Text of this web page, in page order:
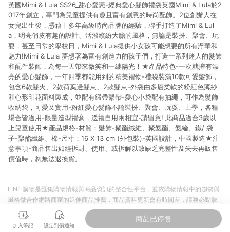
貨後 45 天後發送。 8. 群眾募資商品，禮物卡，開館保證金，補
運費，攤位費等不具贈點資格。 9. LINE 購物站上之商品規格、
顏色、價位、贈品如與 Pinkoi 商品資訊頁及購物車不符，以
Pinkoi 購物商品資訊頁及購物車標示為準。 10. 點數紅包使用規
則請以點數紅包活動說明為準。 11. 若於 LINE 購物前往 Pinkoi
頁面後才首次下載 Pinkoi APP 並完成訂單，不符合導購資格；承
上，首次下載 Pinkoi APP 後，需透過 LINE 購物前往 Pinkoi 頁
面，方享導購資格。
英國Mimi & Lula SS26_甜心愛戀-經典愛心髮飾禮袋英國Mimi & Lula於2
017年創立，專門為兒童提供有趣且富有創意的時尚配飾。2位創辦人在
女兒出生後，憑藉十多年高級時尚品牌的經驗，聯手打造了Mimi & Lul
a，明亮俏皮有趣的設計、活潑繽紛大膽的風格，無論是裝扮、聚會、玩
耍，甚至日常的學校日，Mimi & Lula提供小女孩可能想要的所有浮華和
魅力!Mimi & Lula 夢想著為富有創造力的孩子們，打造一系列迷人的髮飾
和配件裝飾，為每一天帶來微笑和一縷陽光！★產品特色-一次就擁有漂
亮的愛心髮飾，一年四季都能用到的精美禮物-禮袋裝滿10款可愛髮飾，
包含6款髮夾、2款荷葉邊髮束、2款髮束-外袋由多層柔軟的粉紅色薄紗
和心形印花面料製成，並配有緞帶繫帶-愛心小袋配有抽繩，可作為髮飾
收納袋，可愛又實用-粉紅愛心髮飾不論裝扮、聚會、玩耍、上學，各種
場合皆適用-限量造型禮盒，送禮自用兩相宜-請留意! 此商品適合3歲以
上兒童使用★產品規格-材質：髮飾-聚酯纖維、聚氨酯、氨綸、鐵/ 袋
子-聚酯纖維、棉-尺寸：16 X 13 cm (外包裝)-英國設計，中國製造★注
意事項-商品售出如經拆封、使用、或拆解以致缺乏完整性及失去再販售
價值時，恕無法退換貨。
加入筆記 設定到價通知
商品已停售
LINE 購物是匯集購物情報與商品資訊的整合性平台，並依購物情報中的趨勢與
風格做合作網路商家的延伸商品推薦，商品資料更新會有時間差，請務必點擊
商品至各合作網路商家，確認現售價與購物條件，一切資訊以合作廠商網頁為
準。